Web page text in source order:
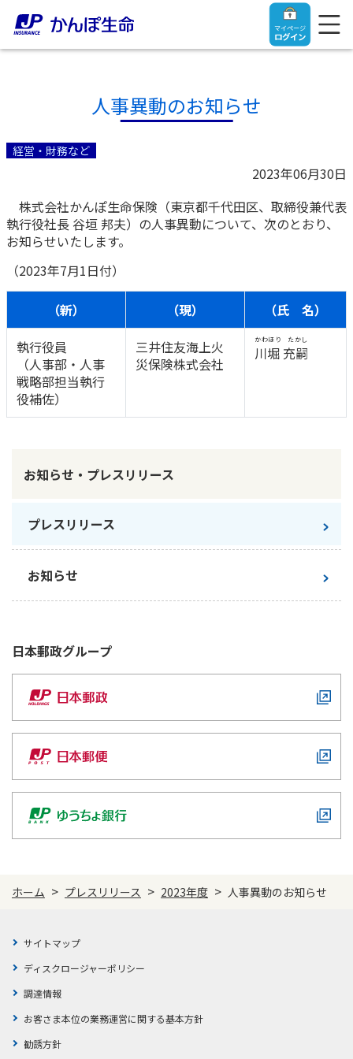
マイページ
ログイン
トップ
ご契約者さま
マイページログイン
入院保険金・手術保険金のご請求
きっかけ・できごとから探す
お客さまに関する情報等の確認の取り組み
各種サービス・お知らせ
保険用語集
お問い合わせ
保険をご検討中のお客さま
終身保険
養老保険
長寿支援保険
資料請求
保険かんたん診断
ご契約手続きの流れ
保険料のお払込方法
法人のお客さま
【まずはご相談ください】企業経営でお悩みの方はこ
ちら
法人のお客さま向け商品一覧
目的から探す
かんぽ生命の団体取扱い
お問い合わせ先
お役立ち情報
保険
医療
お金
子育て
健康情報
かんぽアプリ～かんぽの健康と安心を手のひらに～
ラジオ体操・みんなの体操
ラジオ体操ポータルサイト
かんぽ生命について
ご挨拶
経営理念・経営戦略
会社概要
財務情報
日本郵政グループとしての取り組み
採用情報
CM・オウンドメディア／ソーシャルメディア
かんぽブランド
かんぽ生命のサステナビリティ
お客さまの声／お客さまサービス向上の取組み
お問い合わせ
サステナビリティ
株主・投資家のみなさまへ
人事異動のお知らせ
経営・財務など
2023年06月30日
株式会社かんぽ生命保険（東京都千代田区、取締役兼代表
執行役社長 谷垣 邦夫）の人事異動について、次のとおり、
お知らせいたします。
（2023年7月1日付）
（新） （現）
（氏 名）
執行役員
（人事部・人事
戦略部担当執行
役補佐）
三井住友海上火
災保険株式会社
川堀 充嗣
かわほり たかし
お知らせ・プレスリリース
プレスリリース
お知らせ
日本郵政グループ
ホーム > プレスリリース > 2023年度 > 人事異動のお知らせ
サイトマップ
ディスクロージャーポリシー
調達情報
お客さま本位の業務運営に関する基本方針
勧誘方針